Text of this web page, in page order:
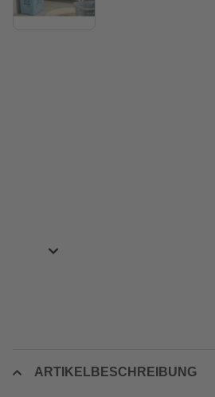
ARTIKELBESCHREIBUNG